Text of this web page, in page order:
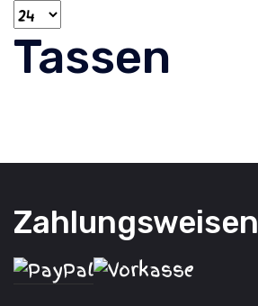
Tassen
Zahlungsweisen